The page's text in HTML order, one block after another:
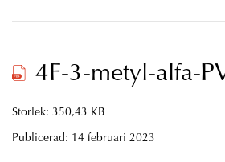
4F-3-metyl-alfa-
Storlek: 350,43 KB
Publicerad: 14 februari 2023